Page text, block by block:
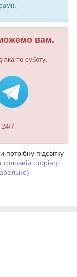
вам.
по суботу.
7
підсвітку
сторінці